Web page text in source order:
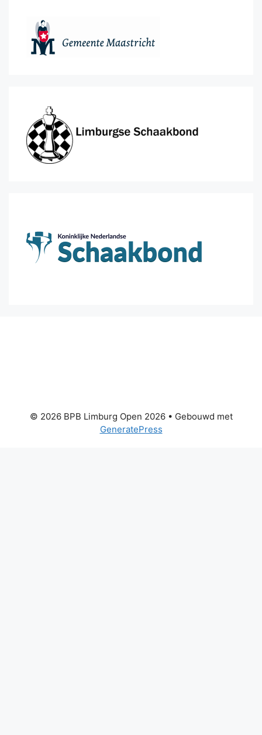
© 2026 BPB Limburg Open 2026• Gebouwd met
GeneratePress